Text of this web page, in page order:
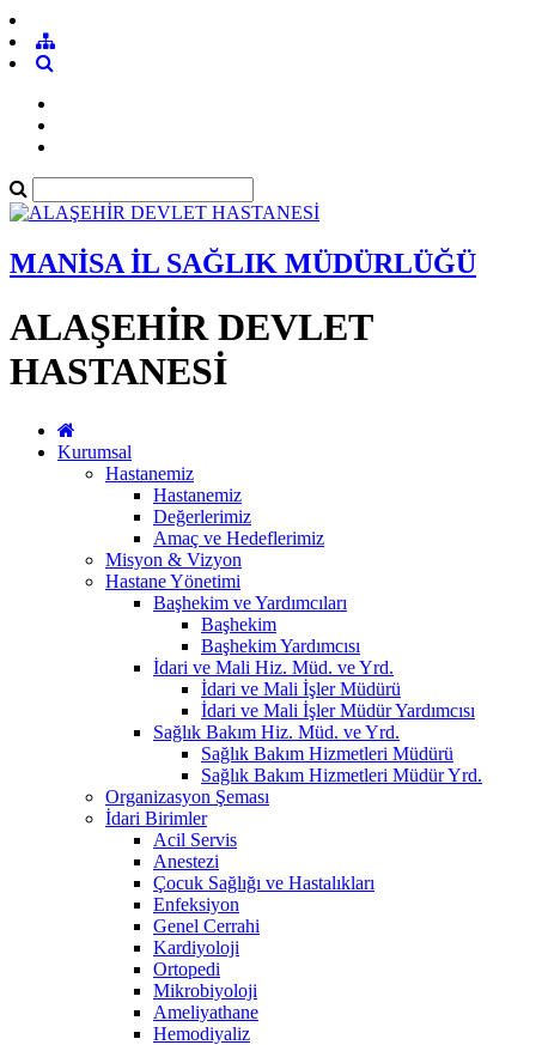
MANİSA İL SAĞLIK MÜDÜRLÜĞÜ
ALAŞEHİR DEVLET
HASTANESİ
Kurumsal
Hastanemiz
Hastanemiz
Değerlerimiz
Amaç ve Hedeflerimiz
Misyon & Vizyon
Hastane Yönetimi
Başhekim ve Yardımcıları
Başhekim
Başhekim Yardımcısı
İdari ve Mali Hiz. Müd. ve Yrd.
İdari ve Mali İşler Müdürü
İdari ve Mali İşler Müdür Yardımcısı
Sağlık Bakım Hiz. Müd. ve Yrd.
Sağlık Bakım Hizmetleri Müdürü
Sağlık Bakım Hizmetleri Müdür Yrd.
Organizasyon Şeması
İdari Birimler
Acil Servis
Anestezi
Çocuk Sağlığı ve Hastalıkları
Enfeksiyon
Genel Cerrahi
Kardiyoloji
Ortopedi
Mikrobiyoloji
Ameliyathane
Hemodiyaliz